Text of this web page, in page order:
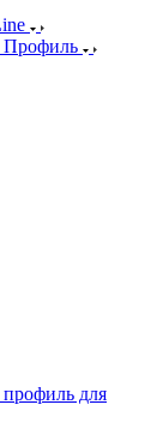
Профиль
для